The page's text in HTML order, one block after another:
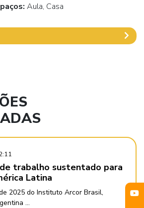
Aula, Casa
trabalho sustentado para
Latina
2025 do Instituto Arcor Brasil,
...